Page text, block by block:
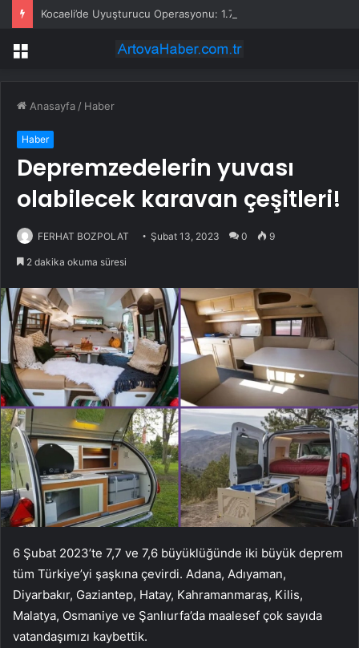
Menü
Anasayfa / Haber
Haber
Depremzedelerin yuvası
olabilecek karavan çeşitleri!
FERHAT BOZPOLAT Şubat 13, 2023 0 9
2 dakika okuma süresi
6 Şubat 2023’te 7,7 ve 7,6 büyüklüğünde iki büyük deprem
tüm Türkiye’yi şaşkına çevirdi. Adana, Adıyaman,
Diyarbakır, Gaziantep, Hatay, Kahramanmaraş, Kilis,
Malatya, Osmaniye ve Şanlıurfa’da maalesef çok sayıda
vatandaşımızı kaybettik.